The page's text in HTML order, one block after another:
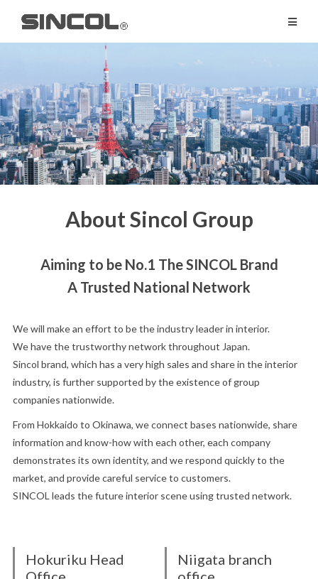
About Sincol Group
Aiming to be No.1 The SINCOL Brand
A Trusted National Network
We will make an effort to be the industry leader in interior.
We have the trustworthy network throughout Japan.
Sincol brand, which has a very high sales and share in the interior
industry, is further supported by the existence of group
companies nationwide.
From Hokkaido to Okinawa, we connect bases nationwide, share
information and know-how with each other, each company
demonstrates its own identity, and we respond quickly to the
market, and provide careful service to customers.
SINCOL leads the future interior scene using trusted network.
Hokuriku Head
Niigata branch